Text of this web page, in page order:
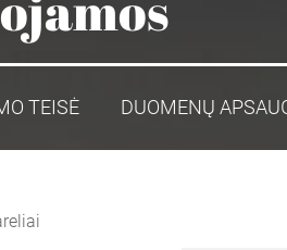
TEISĖ DUOMENŲ